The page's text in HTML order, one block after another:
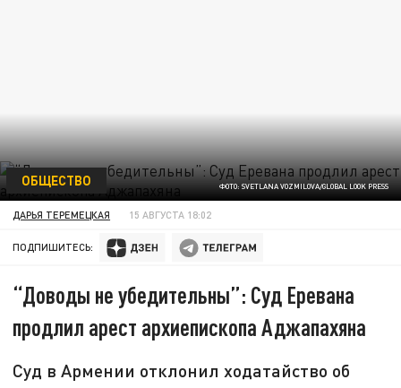
ФОТО: SVETLANA VOZMILOVA/GLOBAL LOOK PRESS
ОБЩЕСТВО
ДАРЬЯ ТЕРЕМЕЦКАЯ 15 АВГУСТА 18:02
ПОДПИШИТЕСЬ:
“Доводы не убедительны”: Суд Еревана
продлил арест архиепископа Аджапахяна
Суд в Армении отклонил ходатайство об